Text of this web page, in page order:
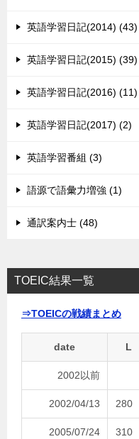
英語学習日記(2014) (43)
英語学習日記(2015) (39)
英語学習日記(2016) (11)
英語学習日記(2017) (2)
英語学習番組 (3)
語源で語彙力増強 (1)
通訳案内士 (48)
TOEIC結果一覧
⇒TOEICの戦績まとめ
date L
2002以前
2002/04/13 280
2005/07/24 310